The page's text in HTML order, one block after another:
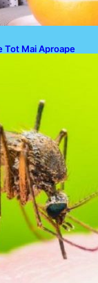
Tot Mai Aproape